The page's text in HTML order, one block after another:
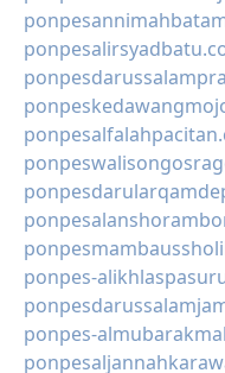
ponpes-
ponpes-